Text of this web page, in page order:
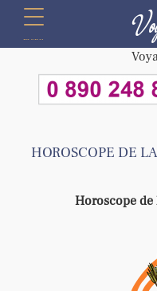
HOROSCOPE DE
Horoscope
menu